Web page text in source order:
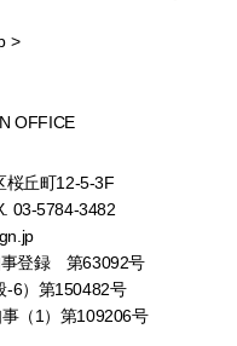
>
OFFICE
桜丘町12-5-3F
03-5784-3482
登録 第63092号
-6）第150482号
（1）第109206号